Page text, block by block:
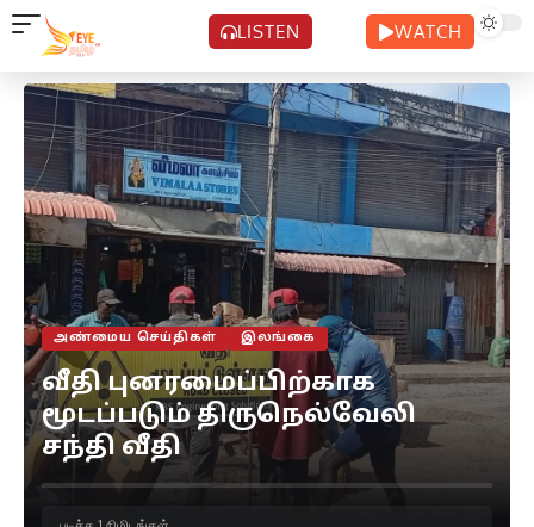
LISTEN WATCH
அண்மைய செய்திகள் இலங்கை
வீதி புனரமைப்பிற்காக
மூடப்படும் திருநெல்வேலி
சந்தி வீதி